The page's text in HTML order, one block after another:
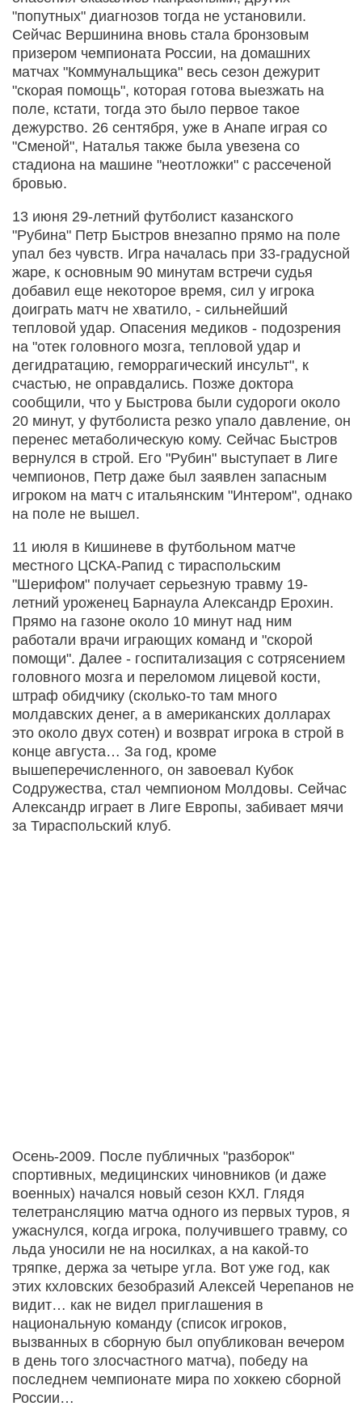
"попутных" диагнозов тогда не установили.
Сейчас Вершинина вновь стала бронзовым
призером чемпионата России, на домашних
матчах "Коммунальщика" весь сезон дежурит
"скорая помощь", которая готова выезжать на
поле, кстати, тогда это было первое такое
дежурство. 26 сентября, уже в Анапе играя со
"Сменой", Наталья также была увезена со
стадиона на машине "неотложки" с рассеченой
бровью.
13 июня 29-летний футболист казанского
"Рубина" Петр Быстров внезапно прямо на поле
упал без чувств. Игра началась при 33-градусной
жаре, к основным 90 минутам встречи судья
добавил еще некоторое время, сил у игрока
доиграть матч не хватило, - сильнейший
тепловой удар. Опасения медиков - подозрения
на "отек головного мозга, тепловой удар и
дегидратацию, геморрагический инсульт", к
счастью, не оправдались. Позже доктора
сообщили, что у Быстрова были судороги около
20 минут, у футболиста резко упало давление, он
перенес метаболическую кому. Сейчас Быстров
вернулся в строй. Его "Рубин" выступает в Лиге
чемпионов, Петр даже был заявлен запасным
игроком на матч с итальянским "Интером", однако
на поле не вышел.
11 июля в Кишиневе в футбольном матче
местного ЦСКА-Рапид с тираспольским
"Шерифом" получает серьезную травму 19-
летний уроженец Барнаула Александр Ерохин.
Прямо на газоне около 10 минут над ним
работали врачи играющих команд и "скорой
помощи". Далее - госпитализация с сотрясением
головного мозга и переломом лицевой кости,
штраф обидчику (сколько-то там много
молдавских денег, а в американских долларах
это около двух сотен) и возврат игрока в строй в
конце августа… За год, кроме
вышеперечисленного, он завоевал Кубок
Содружества, стал чемпионом Молдовы. Сейчас
Александр играет в Лиге Европы, забивает мячи
за Тираспольский клуб.
Осень-2009. После публичных "разборок"
спортивных, медицинских чиновников (и даже
военных) начался новый сезон КХЛ. Глядя
телетрансляцию матча одного из первых туров, я
ужаснулся, когда игрока, получившего травму, со
льда уносили не на носилках, а на какой-то
тряпке, держа за четыре угла. Вот уже год, как
этих кхловских безобразий Алексей Черепанов не
видит… как не видел приглашения в
национальную команду (список игроков,
вызванных в сборную был опубликован вечером
в день того злосчастного матча), победу на
последнем чемпионате мира по хоккею сборной
России…